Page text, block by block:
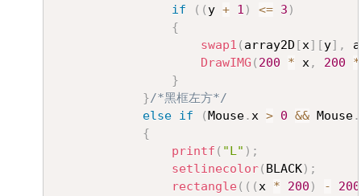
if
( ( y + 1 ) <= 3 )
{
swap1 ( array2D [x] [y] ,
DrawIMG ( 200 * x, 200 *
}
}/*黑框左方*/
else if ( Mouse.x > 0 && Mouse.
{
printf ( "L" ) ;
setlinecolor( BLACK) ;
rectangle( ( (x * 200 ) - 200